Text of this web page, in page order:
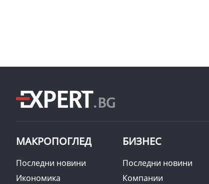
МАКРОПОГЛЕД
Последни новини
Икономика
БИЗНЕС
Последни новини
Компании